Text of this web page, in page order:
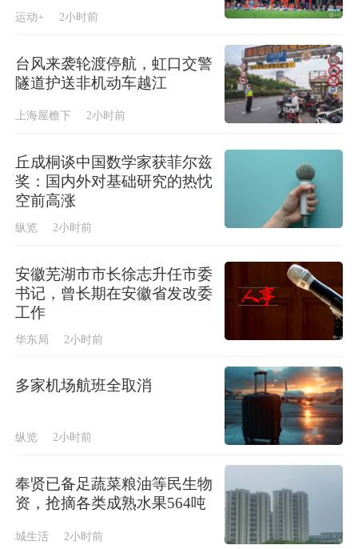
运动+ 2小时前
台风来袭轮渡停航，虹口交警
隧道护送非机动车越江
上海屋檐下 2小时前
丘成桐谈中国数学家获菲尔兹
奖：国内外对基础研究的热忱
空前高涨
纵览 2小时前
安徽芜湖市市长徐志升任市委
书记，曾长期在安徽省发改委
工作
华东局 2小时前
多家机场航班全取消
纵览 2小时前
奉贤已备足蔬菜粮油等民生物
资，抢摘各类成熟水果564吨
城生活 2小时前